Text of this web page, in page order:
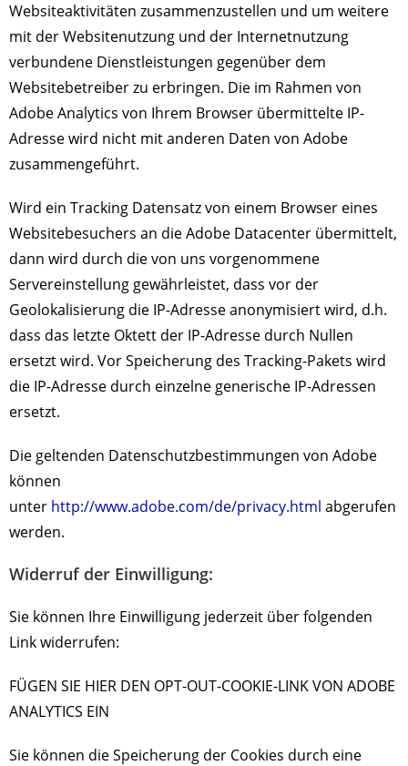
Websiteaktivitäten zusammenzustellen und um weitere
mit der Websitenutzung und der Internetnutzung
verbundene Dienstleistungen gegenüber dem
Websitebetreiber zu erbringen. Die im Rahmen von
Adobe Analytics von Ihrem Browser übermittelte IP-
Adresse wird nicht mit anderen Daten von Adobe
zusammengeführt.
Wird ein Tracking Datensatz von einem Browser eines
Websitebesuchers an die Adobe Datacenter übermittelt,
dann wird durch die von uns vorgenommene
Servereinstellung gewährleistet, dass vor der
Geolokalisierung die IP-Adresse anonymisiert wird, d.h.
dass das letzte Oktett der IP-Adresse durch Nullen
ersetzt wird. Vor Speicherung des Tracking-Pakets wird
die IP-Adresse durch einzelne generische IP-Adressen
ersetzt.
Die geltenden Datenschutzbestimmungen von Adobe
können
unter http://www.adobe.com/de/privacy.html abgerufen
werden.
Widerruf der Einwilligung:
Sie können Ihre Einwilligung jederzeit über folgenden
Link widerrufen:
FÜGEN SIE HIER DEN OPT-OUT-COOKIE-LINK VON ADOBE
ANALYTICS EIN
Sie können die Speicherung der Cookies durch eine